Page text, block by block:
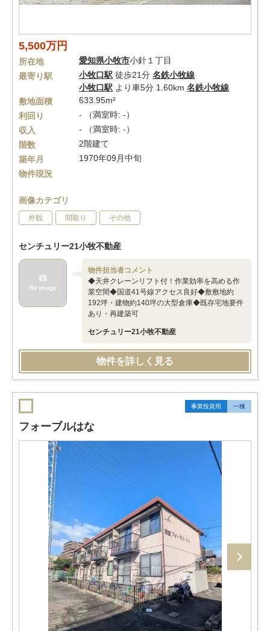
5,500万円
所在地 愛知県小牧市小針１丁目
最寄り駅
小牧口駅 徒歩21分 名鉄小牧線
小牧口駅 より車5分 1.60km 名鉄小牧線
敷地面積
633.95m²
利回り
- （満室時: -）
収入
- （満室時: -）
階数
2階建て
築年月
1970年09月中旬
物件現況
画像カテゴリ
外観 間取り その他
センチュリー21小牧不動産
物件担当者コメント
◆天井クレーンリフト付！作業効率を高める作
業空間◆国道41号線アクセス良好◆敷敷地約
192坪・建物約140坪の大型倉庫◆既存宅地要件
あり・再建築可
センチュリー21小牧不動産
物件を詳しく見る
事業投資用 一棟
フォーブルはな